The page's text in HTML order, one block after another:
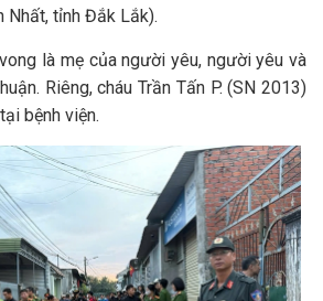
Nhất, tỉnh Đắk Lắk).
là mẹ của người yêu, người yêu và
Riêng, cháu Trần Tấn P. (SN 2013)
bệnh viện.